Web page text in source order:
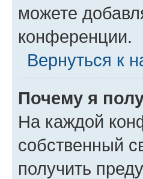
можете
конференции.
Вернуться к
Почему я
На каждой
собственный
получить